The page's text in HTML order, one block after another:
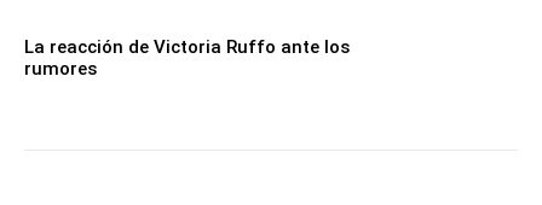
La reacción de Victoria Ruffo ante los
rumores